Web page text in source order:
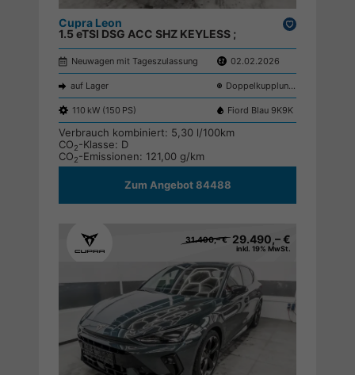
Cupra Leon
1.5 eTSI DSG ACC SHZ KEYLESS ;
Neuwagen mit Tageszulassung 02.02.2026
auf Lager Doppelkupplungsgetriebe (DSG)
110 kW (150 PS) Fiord Blau 9K9K
Verbrauch kombiniert: 5,30 l/100km
CO2-Klasse: D
CO2-Emissionen: 121,00 g/km
Zum Angebot 84488
31.490,– € 29.490,– €
inkl. 19% MwSt.